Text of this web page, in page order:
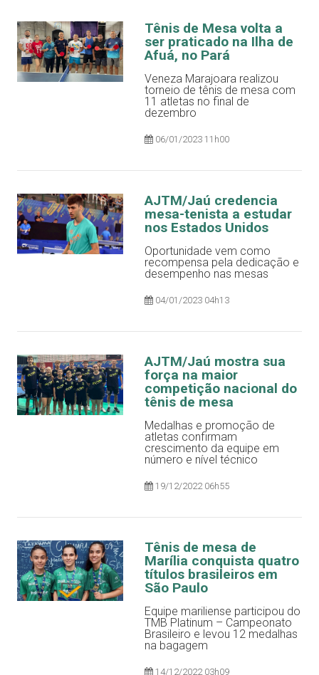
Tênis de Mesa volta a
ser praticado na Ilha de
Afuá, no Pará
Veneza Marajoara realizou
torneio de tênis de mesa com
11 atletas no final de
dezembro
06/01/2023 11h00
AJTM/Jaú credencia
mesa-tenista a estudar
nos Estados Unidos
Oportunidade vem como
recompensa pela dedicação e
desempenho nas mesas
04/01/2023 04h13
AJTM/Jaú mostra sua
força na maior
competição nacional do
tênis de mesa
Medalhas e promoção de
atletas confirmam
crescimento da equipe em
número e nível técnico
19/12/2022 06h55
Tênis de mesa de
Marília conquista quatro
títulos brasileiros em
São Paulo
Equipe mariliense participou do
TMB Platinum – Campeonato
Brasileiro e levou 12 medalhas
na bagagem
14/12/2022 03h09